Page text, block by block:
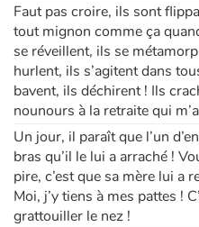
Faut pas croire, ils sont
tout mignon comme ça
se réveillent, ils se
hurlent, ils s’agitent dans
bavent, ils déchirent ! Ils
nounours à la retraite qui
Un jour, il paraît que l’un
bras qu’il le lui a arraché !
pire, c’est que sa mère lui a
Moi, j’y tiens à mes pattes !
grattouiller le nez !